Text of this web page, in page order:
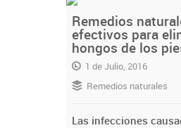
Remedios
efectivos para
hongos de los
1 de Julio, 2016
Remedios naturales
Las infecciones